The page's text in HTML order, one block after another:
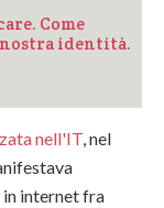
Come
nostra identità.
nell'IT , nel
in internet fra